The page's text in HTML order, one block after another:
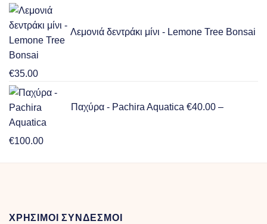
Λεμονιά δεντράκι μίνι - Lemone Tree Bonsai
€35.00
Παχύρα - Pachira Aquatica €40.00 –
€100.00Price
ΧΡΗΣΙΜΟΙ ΣΥΝΔΕΣΜΟΙ